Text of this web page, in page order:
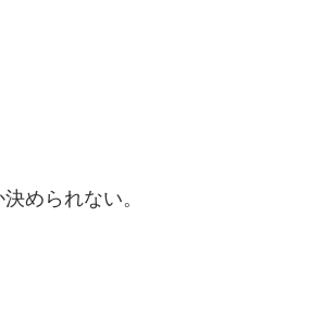
められない。